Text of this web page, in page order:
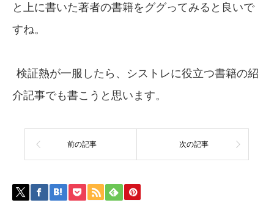
と上に書いた著者の書籍をググってみると良いで
すね。
検証熱が一服したら、シストレに役立つ書籍の紹
介記事でも書こうと思います。
前の記事 次の記事